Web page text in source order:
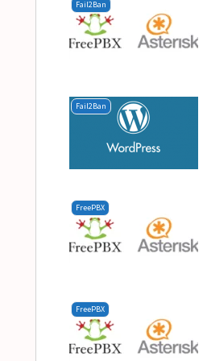
Fail2Ban
Fail2Ban
FreePBX
FreePBX